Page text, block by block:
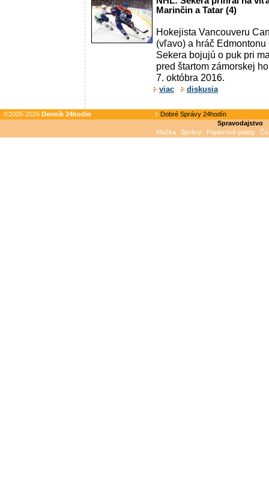
Marinčin a Tatar (4)
Hokejista Vancouveru
(vľavo) a hráč
Sekera bojujú o puk pri
pred štartom zámorskej
7. októbra 2016.
viac diskusia
©2005-2026 Denník 24hodin
Dobré Správy 24hodín
Spravodajstvo
Mačka
Správy Papierové palety